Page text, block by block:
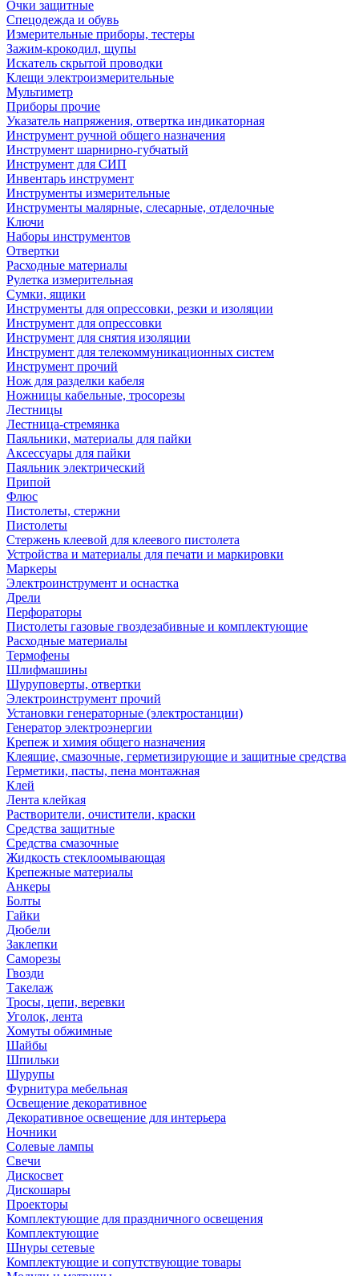
Очки защитные
Спецодежда и обувь
Измерительные приборы, тестеры
Зажим-крокодил, щупы
Искатель скрытой проводки
Клещи электроизмерительные
Мультиметр
Приборы прочие
Указатель напряжения, отвертка индикаторная
Инструмент ручной общего назначения
Инструмент шарнирно-губчатый
Инструмент для СИП
Инвентарь инструмент
Инструменты измерительные
Инструменты малярные, слесарные, отделочные
Ключи
Наборы инструментов
Отвертки
Расходные материалы
Рулетка измерительная
Сумки, ящики
Инструменты для опрессовки, резки и изоляции
Инструмент для опрессовки
Инструмент для снятия изоляции
Инструмент для телекоммуникационных систем
Инструмент прочий
Нож для разделки кабеля
Ножницы кабельные, тросорезы
Лестницы
Лестница-стремянка
Паяльники, материалы для пайки
Аксессуары для пайки
Паяльник электрический
Припой
Флюс
Пистолеты, стержни
Пистолеты
Стержень клеевой для клеевого пистолета
Устройства и материалы для печати и маркировки
Маркеры
Электроинструмент и оснастка
Дрели
Перфораторы
Пистолеты газовые гвоздезабивные и комплектующие
Расходные материалы
Термофены
Шлифмашины
Шуруповерты, отвертки
Электроинструмент прочий
Установки генераторные (электростанции)
Генератор электроэнергии
Крепеж и химия общего назначения
Клеящие, смазочные, герметизирующие и защитные средства
Герметики, пасты, пена монтажная
Клей
Лента клейкая
Растворители, очистители, краски
Средства защитные
Средства смазочные
Жидкость стеклоомывающая
Крепежные материалы
Анкеры
Болты
Гайки
Дюбели
Заклепки
Саморезы
Гвозди
Такелаж
Тросы, цепи, веревки
Уголок, лента
Хомуты обжимные
Шайбы
Шпильки
Шурупы
Фурнитура мебельная
Освещение декоративное
Декоративное освещение для интерьера
Ночники
Солевые лампы
Свечи
Дискосвет
Дискошары
Проекторы
Комплектующие для праздничного освещения
Комплектующие
Шнуры сетевые
Комплектующие и сопутствующие товары